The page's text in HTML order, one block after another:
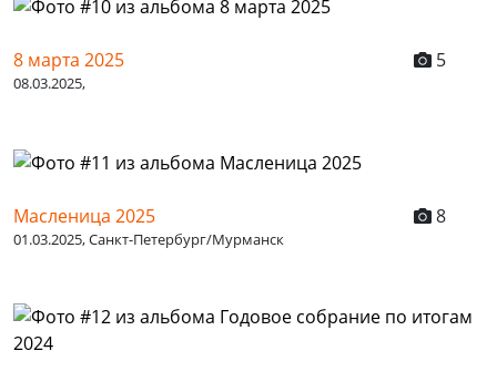
8 марта 2025 5
08.03.2025,
Масленица 2025 8
01.03.2025, Санкт-Петербург/Мурманск